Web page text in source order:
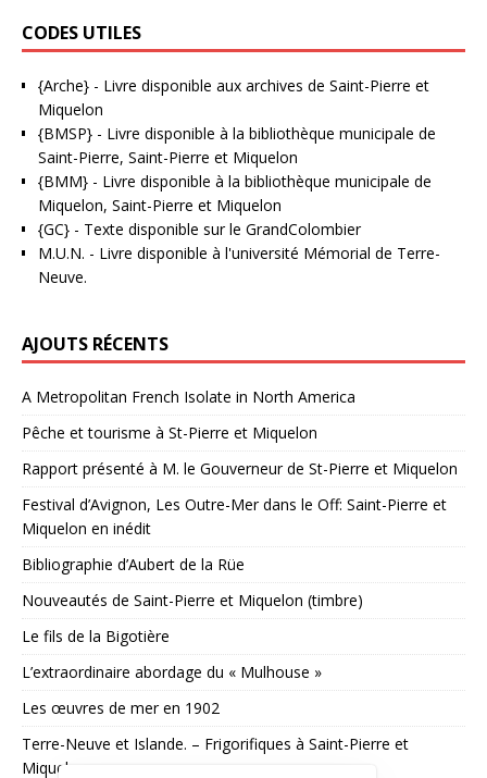
CODES UTILES
{Arche} - Livre disponible aux archives de Saint-Pierre et
Miquelon
{BMSP} - Livre disponible à la bibliothèque municipale de
Saint-Pierre, Saint-Pierre et Miquelon
{BMM} - Livre disponible à la bibliothèque municipale de
Miquelon, Saint-Pierre et Miquelon
{GC} - Texte disponible sur le GrandColombier
M.U.N. - Livre disponible à l'université Mémorial de Terre-
Neuve.
AJOUTS RÉCENTS
A Metropolitan French Isolate in North America
Pêche et tourisme à St-Pierre et Miquelon
Rapport présenté à M. le Gouverneur de St-Pierre et Miquelon
Festival d’Avignon, Les Outre-Mer dans le Off: Saint-Pierre et
Miquelon en inédit
Bibliographie d’Aubert de la Rüe
Nouveautés de Saint-Pierre et Miquelon (timbre)
Le fils de la Bigotière
L’extraordinaire abordage du « Mulhouse »
Les œuvres de mer en 1902
Terre-Neuve et Islande. – Frigorifiques à Saint-Pierre et
Miquelon